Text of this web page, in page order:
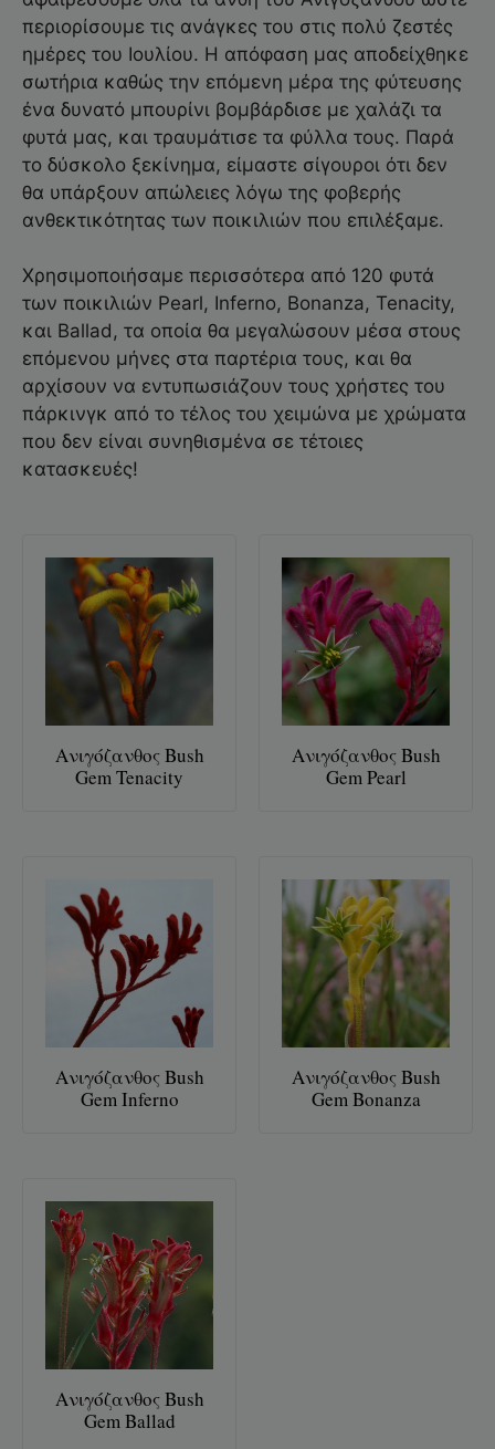
περιορίσουμε τις ανάγκες του στις πολύ ζεστές
ημέρες του Ιουλίου. Η απόφαση μας αποδείχθηκε
σωτήρια καθώς την επόμενη μέρα της φύτευσης
ένα δυνατό μπουρίνι βομβάρδισε με χαλάζι τα
φυτά μας, και τραυμάτισε τα φύλλα τους. Παρά
το δύσκολο ξεκίνημα, είμαστε σίγουροι ότι δεν
θα υπάρξουν απώλειες λόγω της φοβερής
ανθεκτικότητας των ποικιλιών που επιλέξαμε.
Χρησιμοποιήσαμε περισσότερα από 120 φυτά
των ποικιλιών Pearl, Inferno, Bonanza, Tenacity,
και Ballad, τα οποία θα μεγαλώσουν μέσα στους
επόμενου μήνες στα παρτέρια τους, και θα
αρχίσουν να εντυπωσιάζουν τους χρήστες του
πάρκινγκ από το τέλος του χειμώνα με χρώματα
που δεν είναι συνηθισμένα σε τέτοιες
κατασκευές!
Ανιγόζανθος Bush
Gem Tenacity
Ανιγόζανθος Bush
Gem Pearl
Ανιγόζανθος Bush
Gem Inferno
Ανιγόζανθος Bush
Gem Bonanza
Ανιγόζανθος Bush
Gem Ballad